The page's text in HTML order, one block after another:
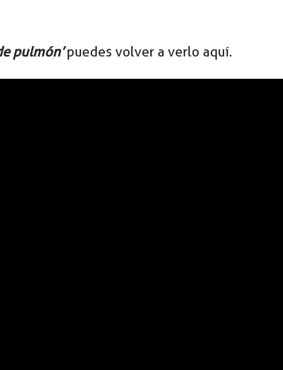
pulmón’puedes volver a verlo aquí.